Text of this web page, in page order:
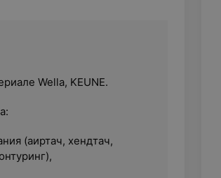
Wella, KEUNE.
(аиртач, хендтач,